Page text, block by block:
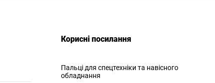
Корисні посилання
Пальці для спецтехніки та навісного
обладнання